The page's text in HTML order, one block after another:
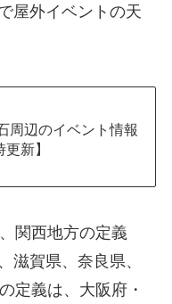
屋外イベントの天
周辺のイベント情報
新】
関西地方の定義
滋賀県、奈良県、
定義は、大阪府・